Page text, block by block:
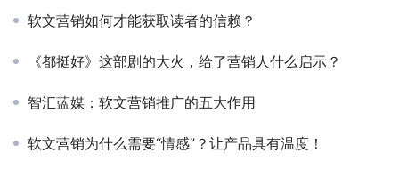
软文营销如何才能获取读者的信赖？
《都挺好》这部剧的大火，给了营销人什么启示？
智汇蓝媒：软文营销推广的五大作用
软文营销为什么需要“情感”？让产品具有温度！